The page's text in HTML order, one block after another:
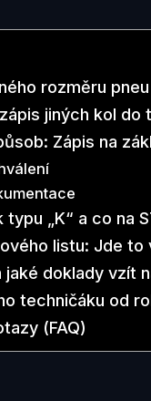
rozměru
jiných kol do
Zápis na
typu „K“ a co na
listu: Jde to
jaké doklady vzít
techničáku od
(FAQ)